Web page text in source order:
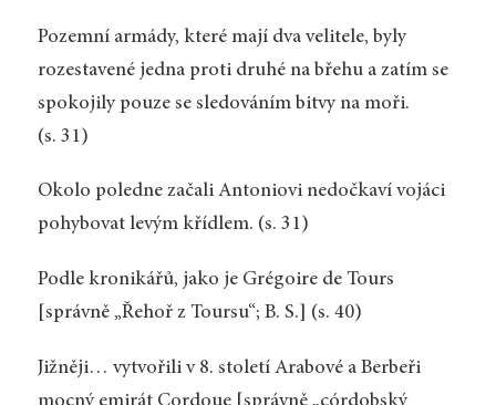
Pozemní armády, které mají dva velitele, byly
rozestavené jedna proti druhé na břehu a zatím se
spokojily pouze se sledováním bitvy na moři.
(s. 31)
Okolo poledne začali Antoniovi nedočkaví vojáci
pohybovat levým křídlem. (s. 31)
Podle kronikářů, jako je Grégoire de Tours
[správně „Řehoř z Toursu“; B. S.] (s. 40)
Jižněji… vytvořili v 8. století Arabové a Berbeři